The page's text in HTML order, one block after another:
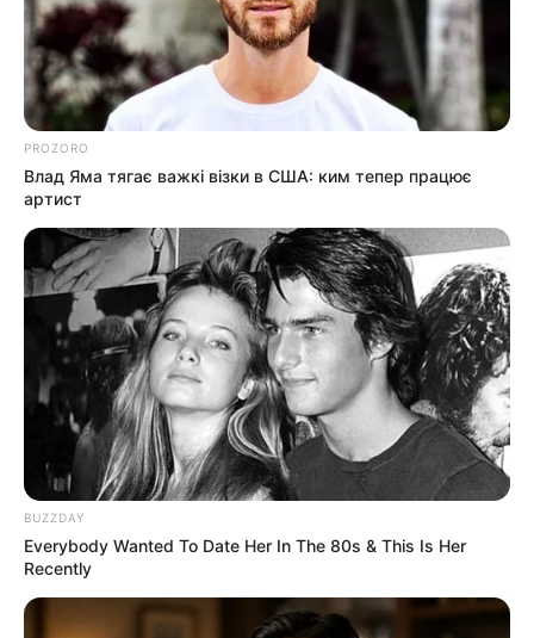
PROZORO
Влад Яма тягає важкі візки в США: ким тепер працює
артист
BUZZDAY
Everybody Wanted To Date Her In The 80s & This Is Her
Recently